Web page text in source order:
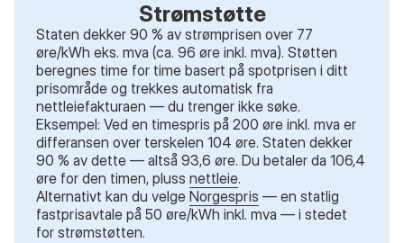
Strømstøtte
Staten dekker 90 % av strømprisen over 77
øre/kWh eks. mva (ca. 96 øre inkl. mva). Støtten
beregnes time for time basert på spotprisen i ditt
prisområde og trekkes automatisk fra
nettleiefakturaen — du trenger ikke søke.
Eksempel: Ved en timespris på 200 øre inkl. mva er
differansen over terskelen 104 øre. Staten dekker
90 % av dette — altså 93,6 øre. Du betaler da 106,4
øre for den timen, pluss nettleie.
Alternativt kan du velge Norgespris — en statlig
fastprisavtale på 50 øre/kWh inkl. mva — i stedet
for strømstøtten.